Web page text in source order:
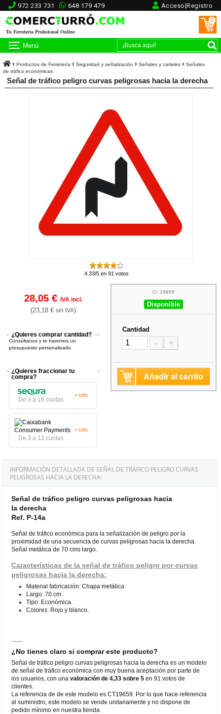
972 233 731 648 179 479 Acceso|Registro
Tu Ferretería Profesional Online
0
Menú
Productos de Ferretería Seguridad y señalización Señales y carteles
Señales
de tráfico económicas
Señal de tráfico peligro curvas peligrosas hacia la derecha
4.33/5 en 91 votos
28,05 € IVA incl.
(23,18 € sin IVA)
¿Quieres comprar cantidad?
Consúltanos y te haremos un
presupuesto personalizado.
¿Quieres fraccionar tu
compra?
De 3 a 18 cuotas
+ Info
De 3 a 12 cuotas
+ Info
ID:19659
Disponible
Cantidad
- +
Añadir al carrito
INFORMACIÓN DETALLADA DE SEÑAL DE TRÁFICO PELIGRO CURVAS
PELIGROSAS HACIA LA DERECHA:
Señal de tráfico peligro curvas peligrosas hacia
la derecha
Ref. P-14a
Señal de tráfico económica para la señalización de peligro por la
proximidad de una secuencia de curvas peligrosas hacia la derecha.
Señal metálica de 70 cms largo.
Características de la señal de tráfico peligro por curvas
peligrosas hacia la derecha:
Material fabricación: Chapa metálica.
Largo: 70 cm.
Tipo: Económica.
Colores: Rojo y blanco.
¿No tienes claro si comprar este producto?
Señal de tráfico peligro curvas peligrosas hacia la derecha es un modelo
de señal de tráfico económica con muy buena aceptación por parte de
los usuarios, con unavaloración de 4,33 sobre 5 en 91 votos de
clientes.
La referencia de de este modelo es CT19659. Por lo que hace referencia
al suministro, este modelo se vende unitariamente y no dispone de
pedido mínimo en nuestra tienda.